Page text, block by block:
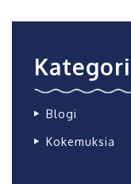
Blogi
Kokemuksia